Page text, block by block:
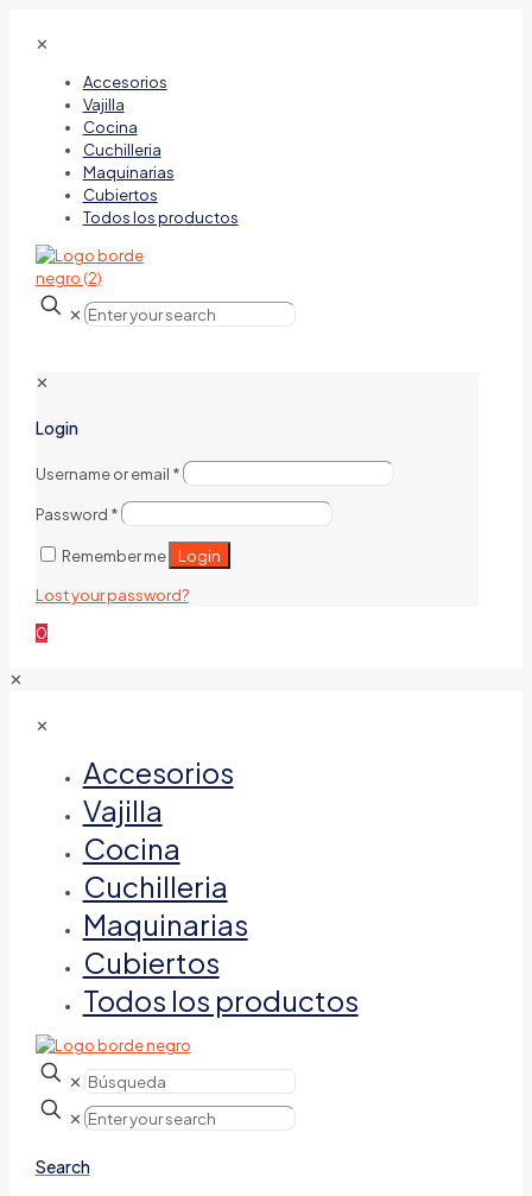
✕
Accesorios
Vajilla
Cocina
Cuchilleria
Maquinarias
Cubiertos
Todos los productos
✕
✕
Login
Username or email *
Password *
Remember me Login
Lost your password?
0
✕
✕
Accesorios
Vajilla
Cocina
Cuchilleria
Maquinarias
Cubiertos
Todos los productos
✕
✕
Search